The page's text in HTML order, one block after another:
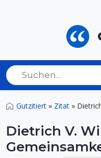
Gutzitiert » Zitat »
Dietrich V.